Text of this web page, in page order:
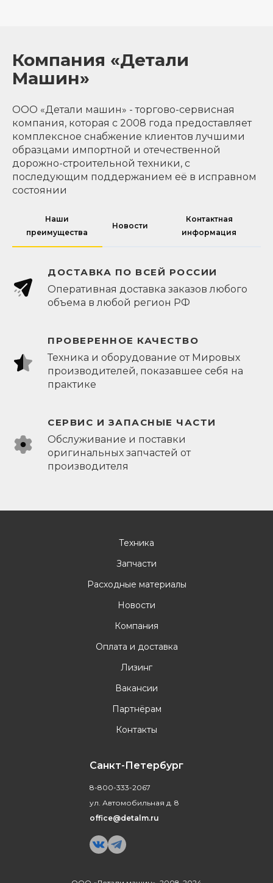
Компания «Детали
Машин»
ООО «Детали машин» - торгово-сервисная
компания, которая с 2008 года предоставляет
комплексное снабжение клиентов лучшими
образцами импортной и отечественной
дорожно-строительной техники, с
последующим поддержанием её в исправном
состоянии
Наши
преимущества
Новости
Контактная
информация
ДОСТАВКА ПО ВСЕЙ РОССИИ
Оперативная доставка заказов любого
объема в любой регион РФ
ПРОВЕРЕННОЕ КАЧЕСТВО
Техника и оборудование от Мировых
производителей, показавшее себя на
практике
СЕРВИС И ЗАПАСНЫЕ ЧАСТИ
Обслуживание и поставки
оригинальных запчастей от
производителя
Техника
Запчасти
Расходные материалы
Новости
Компания
Оплата и доставка
Лизинг
Вакансии
Партнёрам
Контакты
Санкт-Петербург
8-800-333-2067
ул. Автомобильная д. 8
office@detalm.ru